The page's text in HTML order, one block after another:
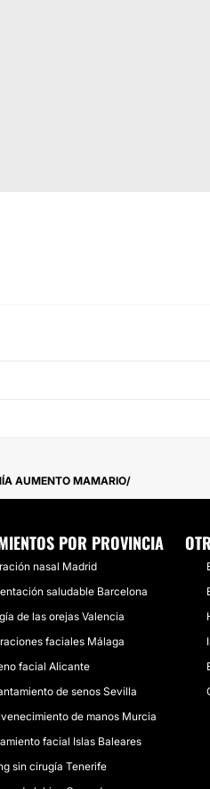
AUMENTO MAMARIO
POR PROVINCIA
nasal Madrid
saludable Barcelona
de las orejas Valencia
faciales Málaga
facial Alicante
de senos Sevilla
de manos Murcia
facial Islas Baleares
sin cirugía Tenerife